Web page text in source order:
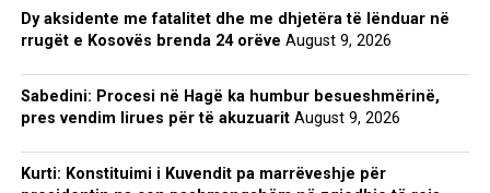
Dy aksidente me fatalitet dhe me dhjetëra të lënduar në
rrugët e Kosovës brenda 24 orëve August 9, 2026
Sabedini: Procesi në Hagë ka humbur besueshmërinë,
pres vendim lirues për të akuzuarit August 9, 2026
Kurti: Konstituimi i Kuvendit pa marrëveshje për